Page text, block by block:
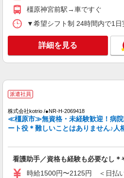
キープ
派遣社員
株式会社kotrio /●NR-H-2161320
福祉施設未経験で
スの看護師さん募
キープ
≪橿原市≫時給
▼医療行為少なめ
橿原神宮前駅→車ですぐ
▼希望シフト制 24時間内で1
詳細を見る
派遣社員
株式会社kotrio /●NR-H-2069418
≪橿原市≫無資格・未経験歓迎！病
ート役＊難しいことはありません♪人
看護助手／資格も経験も必要なし
時給1500円〜2125円 ＜日払